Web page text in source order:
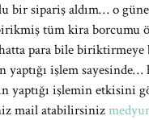
bir sipariş aldım… o
tüm kira borcumu
para bile biriktirmeye
işlem
yaptığı işlemin etkisini
mail atabilirsiniz